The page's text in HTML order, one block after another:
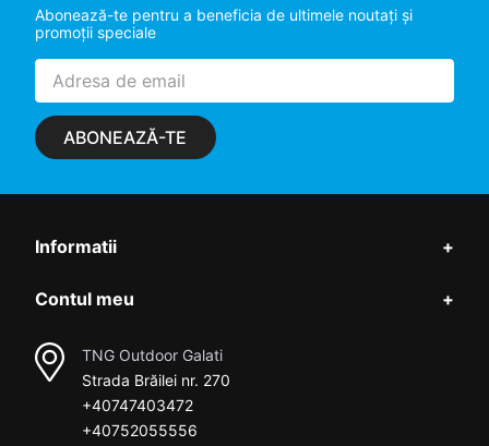
Abonează-te pentru a beneficia de ultimele noutaţi şi
promoţii speciale
ABONEAZĂ-TE
Informatii +
Contul meu +
TNG Outdoor Galati
Strada Brăilei nr. 270
+40747403472
+40752055556